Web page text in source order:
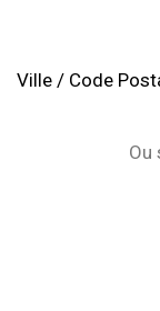
Ville / Code
Ou